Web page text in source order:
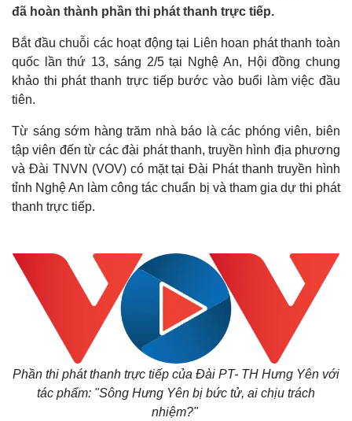
đã hoàn thành phần thi phát thanh trực tiếp.
Bắt đầu chuỗi các hoạt động tại Liên hoan phát thanh toàn
quốc lần thứ 13, sáng 2/5 tại Nghệ An, Hội đồng chung
khảo thi phát thanh trực tiếp bước vào buổi làm việc đầu
tiên.
Từ sáng sớm hàng trăm nhà báo là các phóng viên, biên
tập viên đến từ các đài phát thanh, truyền hình địa phương
và Đài TNVN (VOV) có mặt tại Đài Phát thanh truyền hình
tỉnh Nghệ An làm công tác chuẩn bị và tham gia dự thi phát
thanh trực tiếp.
Phần thi phát thanh trực tiếp của Đài PT- TH Hưng Yên với
tác phẩm: "Sông Hưng Yên bị bức tử, ai chịu trách
nhiệm?"